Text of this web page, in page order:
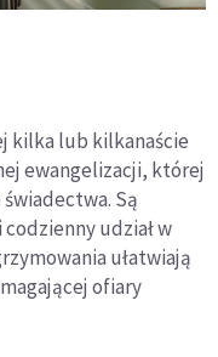
kilka lub kilkanaście
ewangelizacji, której
Są
udział w
ułatwiają
ofiary